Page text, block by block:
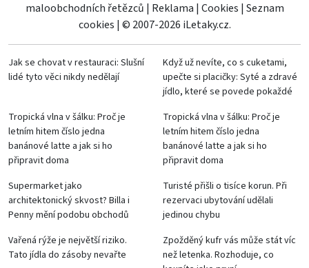
maloobchodních řetězců | Reklama | Cookies | Seznam
cookies | © 2007-2026 iLetaky.cz.
Jak se chovat v restauraci: Slušní
lidé tyto věci nikdy nedělají
Když už nevíte, co s cuketami,
upečte si placičky: Syté a zdravé
jídlo, které se povede pokaždé
Tropická vlna v šálku: Proč je
letním hitem číslo jedna
banánové latte a jak si ho
připravit doma
Tropická vlna v šálku: Proč je
letním hitem číslo jedna
banánové latte a jak si ho
připravit doma
Supermarket jako
architektonický skvost? Billa i
Penny mění podobu obchodů
Turisté přišli o tisíce korun. Při
rezervaci ubytování udělali
jedinou chybu
Vařená rýže je největší riziko.
Tato jídla do zásoby nevařte
Zpožděný kufr vás může stát víc
než letenka. Rozhoduje, co